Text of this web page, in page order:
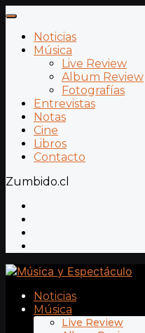
Noticias
Música
Live Review
Album Review
Fotografías
Entrevistas
Notas
Cine
Libros
Contacto
Zumbido.cl
Noticias
Música
Live Review